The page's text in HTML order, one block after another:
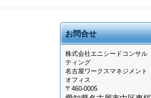
お問合せ
株式会社エニシードコンサル
ティング
名古屋ワークスマネジメント
オフィス
〒460-0005